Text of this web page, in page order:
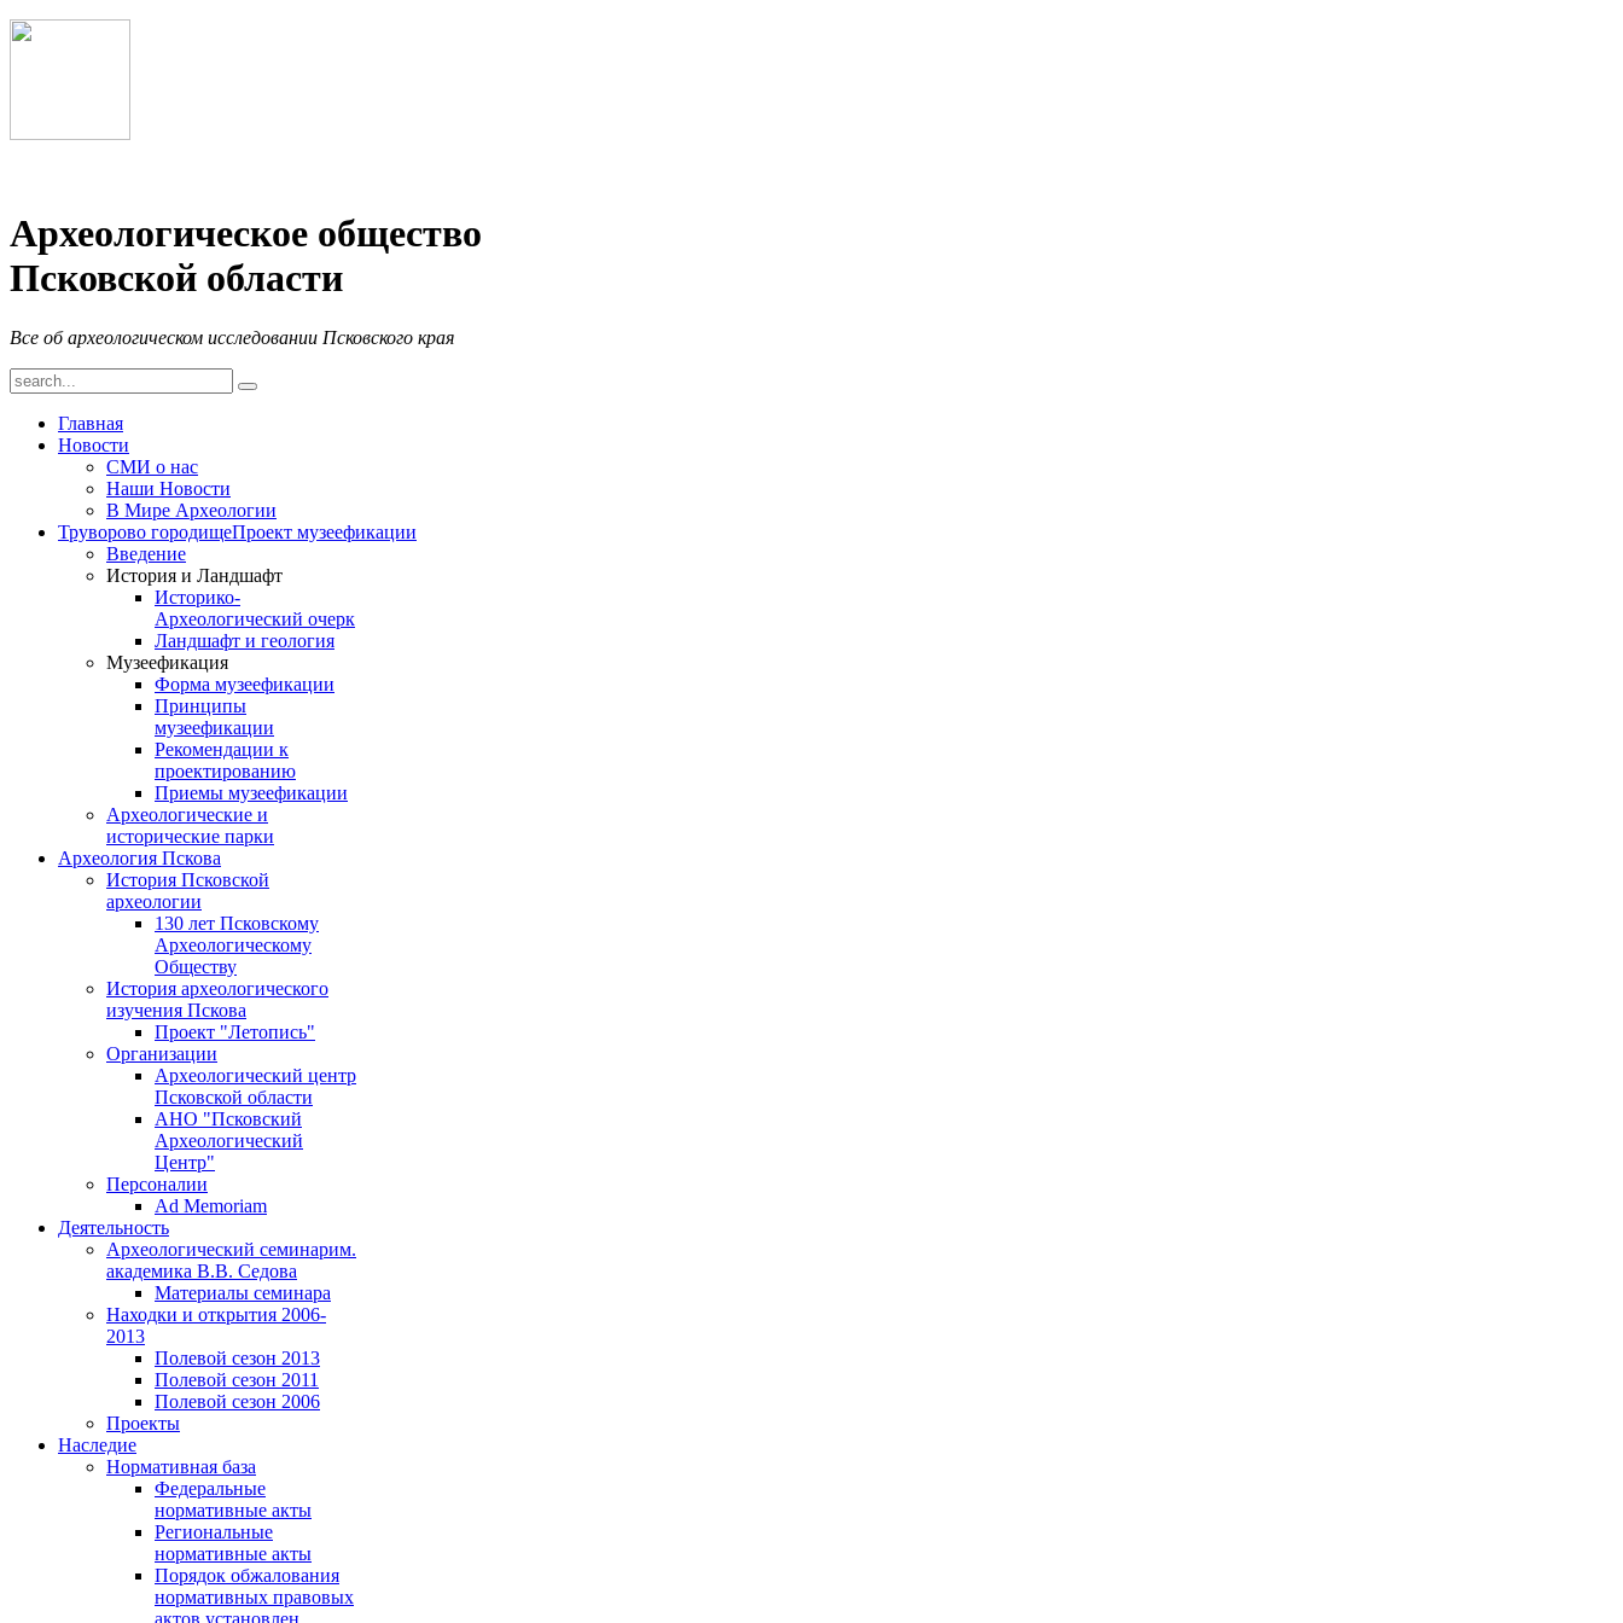
Археологическое общество
Псковской области
Все об археологическом исследовании Псковского края
Главная
Новости
СМИ о нас
Наши Новости
В Мире Археологии
Труворово городищеПроект музеефикации
Введение
История и Ландшафт
Историко-
Археологический очерк
Ландшафт и геология
Музеефикация
Форма музеефикации
Принципы
музеефикации
Рекомендации к
проектированию
Приемы музеефикации
Археологические и
исторические парки
Археология Пскова
История Псковской
археологии
130 лет Псковскому
Археологическому
Обществу
История археологического
изучения Пскова
Проект "Летопись"
Организации
Археологический центр
Псковской области
АНО "Псковский
Археологический
Центр"
Персоналии
Ad Memoriam
Деятельность
Археологический семинарим.
академика В.В. Седова
Материалы семинара
Находки и открытия 2006-
2013
Полевой сезон 2013
Полевой сезон 2011
Полевой сезон 2006
Проекты
Наследие
Нормативная база
Федеральные
нормативные акты
Региональные
нормативные акты
Порядок обжалования
нормативных правовых
актов установлен